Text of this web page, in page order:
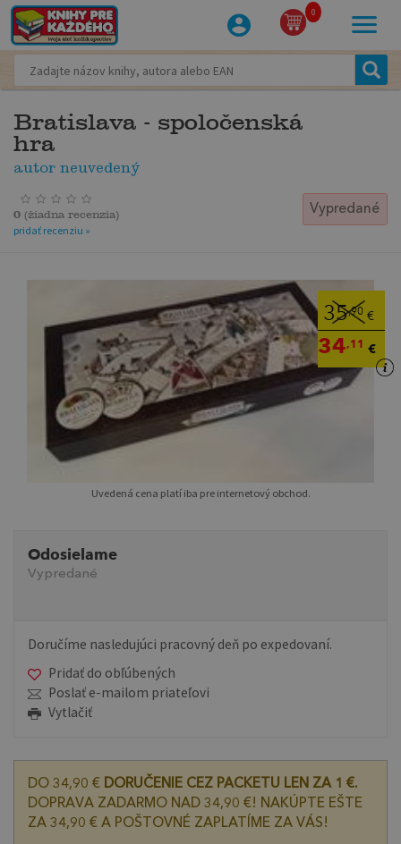
0
Bratislava - spoločenská
hra
autor neuvedený
Vypredané
0 (žiadna recenzia)
pridať recenziu »
35,90 €
34,11 €
Uvedená cena platí iba pre internetový obchod.
Odosielame
Vypredané
Doručíme nasledujúci pracovný deň po expedovaní.
Pridať do obľúbených
Poslať e-mailom priateľovi
Vytlačiť
DO 34,90 € DORUČENIE CEZ PACKETU LEN ZA 1 €.
DOPRAVA ZADARMO NAD 34,90 €! NAKÚPTE EŠTE
ZA 34,90 € A POŠTOVNÉ ZAPLATÍME ZA VÁS!